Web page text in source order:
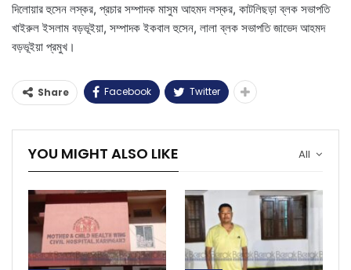
দিলোয়ার হুসেন লস্কর, প্রচার সম্পাদক মাসুম আহমদ লস্কর, কাটলিছড়া ব্লক সভাপতি
খাইরুল ইসলাম বড়ভূইয়া, সম্পাদক ইকবাল হুসেন, লালা ব্লক সভাপতি জাভেদ আহমদ
বড়ভূইয়া প্রমুখ।
Share Facebook Twitter
All
YOU MIGHT ALSO LIKE